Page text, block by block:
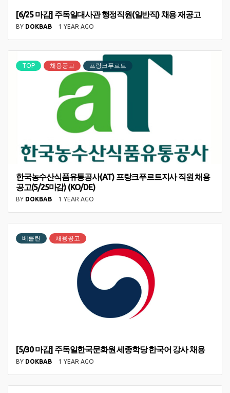
[6/25 마감] 주독일대사관 행정직원(일반직) 채용 재공고
BY DOKBAB 1 YEAR AGO
TOP 채용공고 프랑크푸르트
한국농수산식품유통공사(AT) 프랑크푸르트지사 직원 채용
공고(5/25마감) (KO/DE)
BY DOKBAB 1 YEAR AGO
베를린 채용공고
[5/30 마감] 주독일한국문화원 세종학당 한국어 강사 채용
BY DOKBAB 1 YEAR AGO